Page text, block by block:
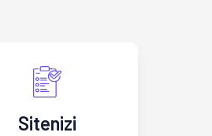
Sitenizi